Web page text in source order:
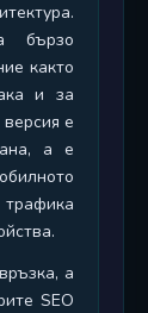
бързо
както
и за
е
а е
а
SEO